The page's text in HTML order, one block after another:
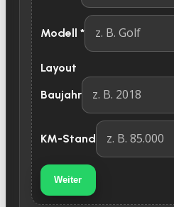
Modell *
Layout
Baujahr
KM-Stand
Weiter